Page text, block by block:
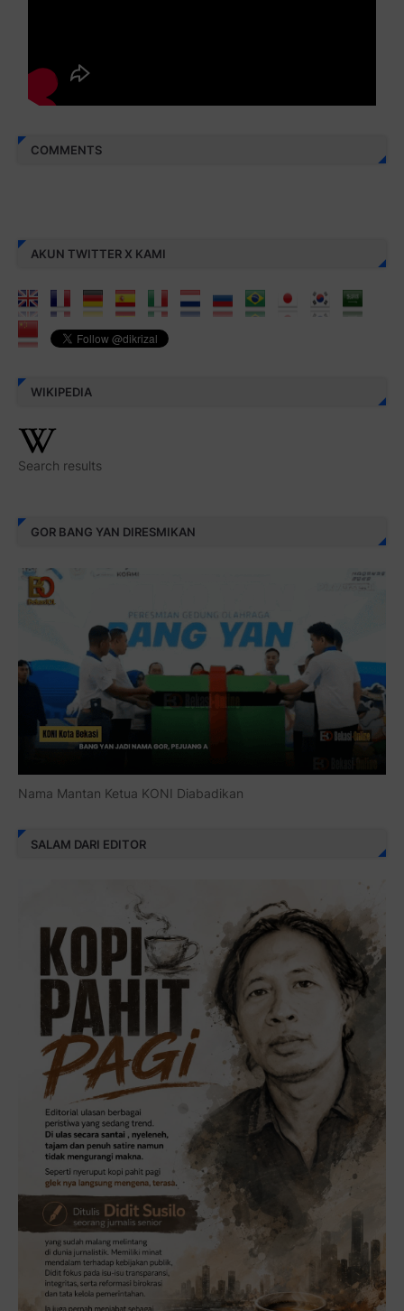
COMMENTS
AKUN TWITTER X KAMI
WIKIPEDIA
Search results
GOR BANG YAN DIRESMIKAN
Nama Mantan Ketua KONI Diabadikan
SALAM DARI EDITOR